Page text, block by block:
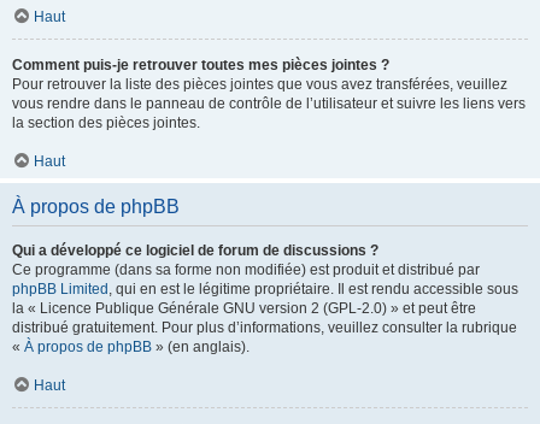
Haut
Comment puis-je retrouver toutes mes pièces jointes ?
Pour retrouver la liste des pièces jointes que vous avez transférées, veuillez
vous rendre dans le panneau de contrôle de l’utilisateur et suivre les liens vers
la section des pièces jointes.
Haut
À propos de phpBB
Qui a développé ce logiciel de forum de discussions ?
Ce programme (dans sa forme non modifiée) est produit et distribué par
phpBB Limited , qui en est le légitime propriétaire. Il est rendu accessible sous
la « Licence Publique Générale GNU version 2 (GPL-2.0) » et peut être
distribué gratuitement. Pour plus d’informations, veuillez consulter la rubrique
« À propos de phpBB » (en anglais).
Haut